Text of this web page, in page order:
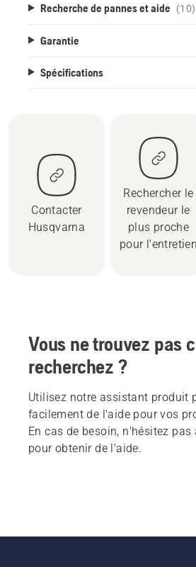
Recherche de pannes et aide (10)
Garantie
Spécifications
Contacter
Husqvarna
Rechercher le
revendeur le
plus proche
pour l'entretien
Vous ne trouvez pas
recherchez ?
Utilisez notre assistant produit
facilement de l'aide pour vos
En cas de besoin, n'hésitez
pour obtenir de l'aide.